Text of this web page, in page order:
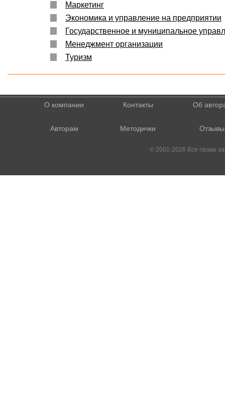
Маркетинг
Экономика и управление на предприятии
Государственное и муниципальное
Менеджмент организации
Туризм
О компании Контакты Об
Авторам Методички Отзывы
© 2001-2026 Все права